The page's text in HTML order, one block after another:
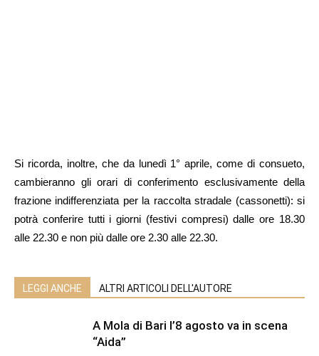
Si ricorda, inoltre, che da lunedì 1° aprile, come di consueto,
cambieranno gli orari di conferimento esclusivamente della
frazione indifferenziata per la raccolta stradale (cassonetti): si
potrà conferire tutti i giorni (festivi compresi) dalle ore 18.30
alle 22.30 e non più dalle ore 2.30 alle 22.30.
LEGGI ANCHE ALTRI ARTICOLI DELL'AUTORE
A Mola di Bari l’8 agosto va in scena
“Aida”